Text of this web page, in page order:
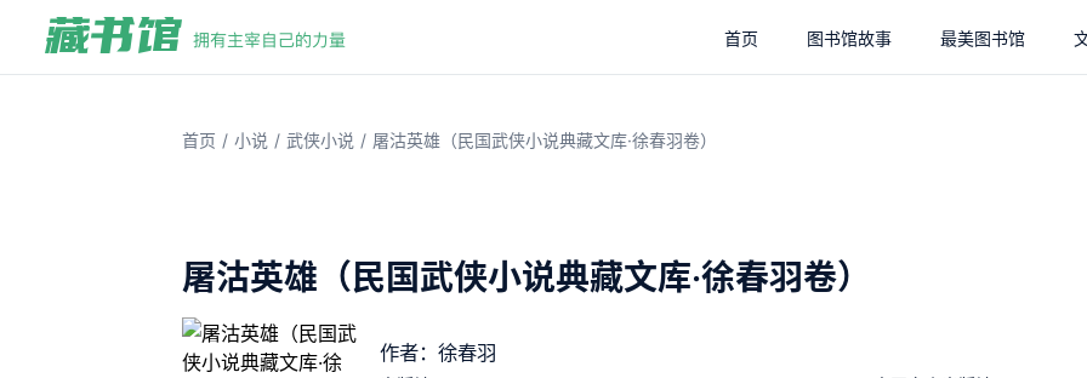
首页 图书馆故事 最美图书馆
首页 / 小说 / 武侠小说 / 屠沽英雄（民国武侠小说典藏文库·徐春羽卷）
屠沽英雄（民国武侠小说典藏文库·徐春羽卷）
作者：徐春羽